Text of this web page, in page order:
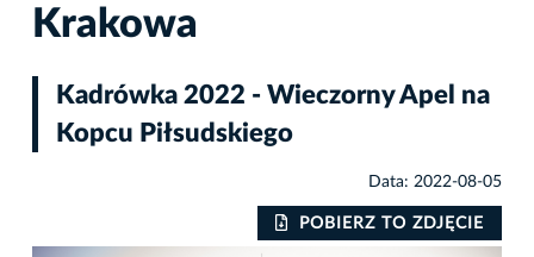
Krakowa
Kadrówka 2022 - Wieczorny Apel na
Kopcu Piłsudskiego
Data: 2022-08-05
POBIERZ TO ZDJĘCIE